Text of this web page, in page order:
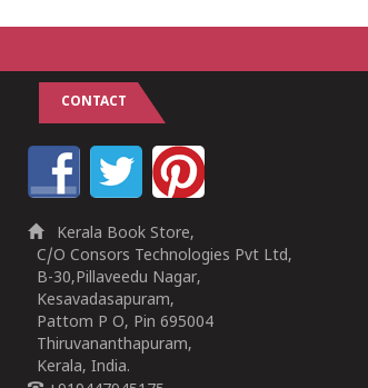
CONTACT
Kerala Book Store,
C/O Consors Technologies Pvt Ltd,
B-30,Pillaveedu Nagar,
Kesavadasapuram,
Pattom P O, Pin 695004
Thiruvananthapuram,
Kerala, India.